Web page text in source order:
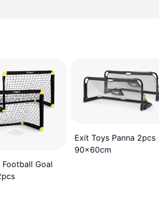
Goal
Exit Toys Panna 2pcs
90x60cm